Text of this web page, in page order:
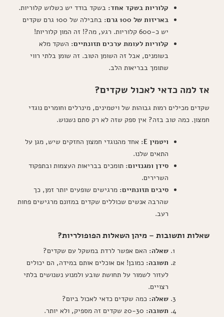
קלוריות בשקד אחד: בשקד בודד יש כשלוש קלוריות.
באריזות של 100 גרם:
בחבילה של 100 גרם שקדים
יש כ-600 קלוריות. רגע, מה?! זה המון קלוריות!
קלוריות לעומת ערכים תזונתיים: השקד מלא
בשומנים, אבל זה השומן הטוב. זה שומן בלתי רווי
שתומך בבריאות הלב.
אז למה כדאי לאכול שקדים?
שקדים מכילים רמות גבוהות של ויטמינים, מינרלים וחומרים נוגדי
חמצון. כמה טוב בזה? אין ספק שזה לא רק סתם נשנוש.
ויטמין E:
אחד מהנוגדי חמצון החזקים שיש, מגן על
התאים שלנו.
סידן ומגנזיום: תומכים בבריאות העצמות ובתפקוד
השרירים.
סיבים תזונתיים: מרגישים שופעים יותר זמן, כך
שהרבה אנשים שכוללים שקדים במזונם מרגישים פחות
רעב.
שאלות ותשובות – מיהן השאלות הפופולריות?
שאלה: האם אפשר לרדת במשקל עם שקדים?
תשובה: כמובן! אם אוכלים אותם במידה, הם יכולים
לעזור לשמור על תחושת שובע ולמנוע נשנושים בלתי
רצויים.
שאלה: כמה שקדים כדאי לאכול ביום?
תשובה: